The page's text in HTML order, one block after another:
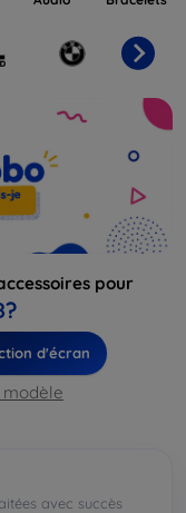
pour
d'écran
modèle
avec succès